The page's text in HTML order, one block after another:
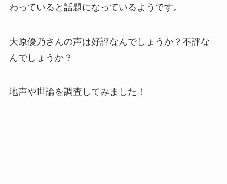
わっていると話題になっているようです。
大原優乃さんの声は好評なんでしょうか？不評な
んでしょうか？
地声や世論を調査してみました！